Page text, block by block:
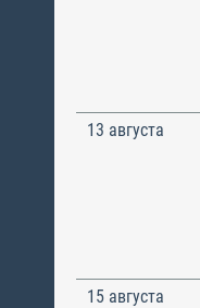
13 августа
15 августа